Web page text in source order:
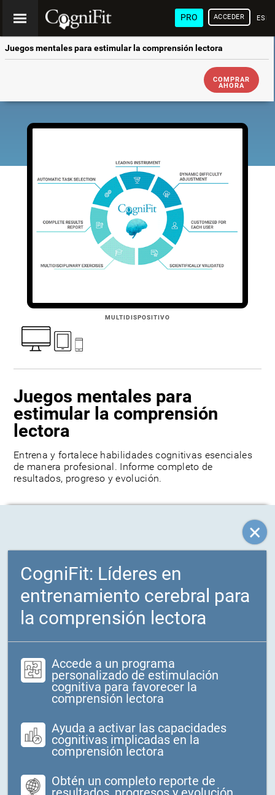
PRO ACCEDER
MULTIDISPOSITIVO
Juegos mentales para
estimular la comprensión
lectora
Entrena y fortalece habilidades cognitivas esenciales
de manera profesional. Informe completo de
resultados, progreso y evolución.
Juegos mentales para estimular la comprensión lectora
COMPRAR
AHORA
CogniFit: Líderes en
entrenamiento cerebral para
la comprensión lectora
Accede a un programa
personalizado de estimulación
cognitiva para favorecer la
comprensión lectora
Ayuda a activar las capacidades
cognitivas implicadas en la
comprensión lectora
Obtén un completo reporte de